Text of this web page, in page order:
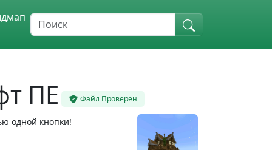
ПЕ Файл Проверен
одной кнопки!